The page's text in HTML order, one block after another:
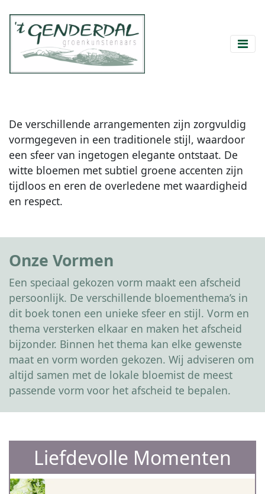
De verschillende arrangementen zijn zorgvuldig
vormgegeven in een traditionele stijl, waardoor
een sfeer van ingetogen elegante ontstaat. De
witte bloemen met subtiel groene accenten zijn
tijdloos en eren de overledene met waardigheid
en respect.
Onze Vormen
Een speciaal gekozen vorm maakt een afscheid
persoonlijk. De verschillende bloementhema’s in
dit boek tonen een unieke sfeer en stijl. Vorm en
thema versterken elkaar en maken het afscheid
bijzonder. Binnen het thema kan elke gewenste
maat en vorm worden gekozen. Wij adviseren om
altijd samen met de lokale bloemist de meest
passende vorm voor het afscheid te bepalen.
Liefdevolle Momenten